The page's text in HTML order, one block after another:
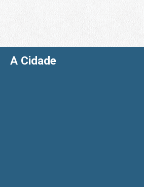
A Cidade